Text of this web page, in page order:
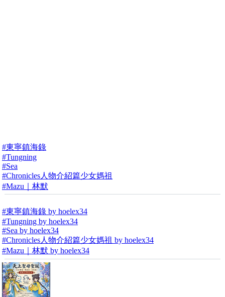
#東寧鎮海錄
#Tungning
#Sea
#Chronicles人物介紹篇少女媽祖
#Mazu｜林默
#東寧鎮海錄 by hoelex34
#Tungning by hoelex34
#Sea by hoelex34
#Chronicles人物介紹篇少女媽祖 by hoelex34
#Mazu｜林默 by hoelex34